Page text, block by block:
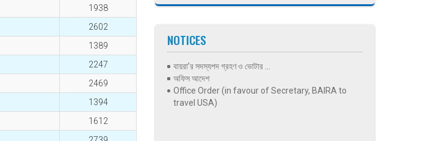
1938
2602
1389
2247
2469
1394
1612
NOTICES
বায়রা’র সদস্যপদ গ্রহণ ও ভোটার ...
অফিস আদেশ
Office Order (in favour of Secretary, BAIRA to
travel USA)